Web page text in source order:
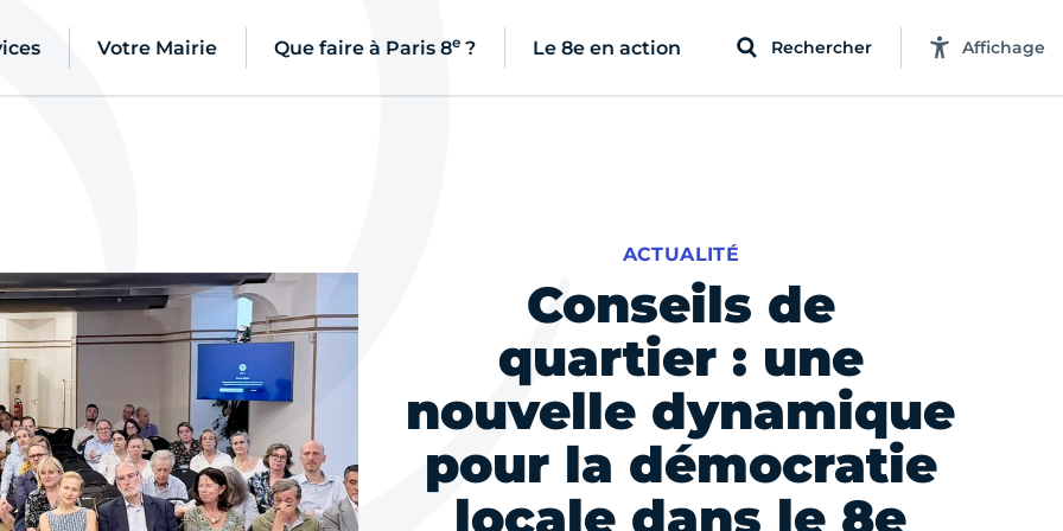
Votre Mairie Que faire à Paris 8e ? Le 8e en action Rechercher Affichage
Conseils de
quartier : une
nouvelle dynamique
pour la démocratie
locale dans le 8e
ACTUALITÉ